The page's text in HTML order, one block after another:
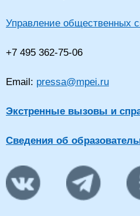
Управление общественных
+7 495 362-75-06
Email: pressa@mpei.ru
Экстренные вызовы и
Сведения об